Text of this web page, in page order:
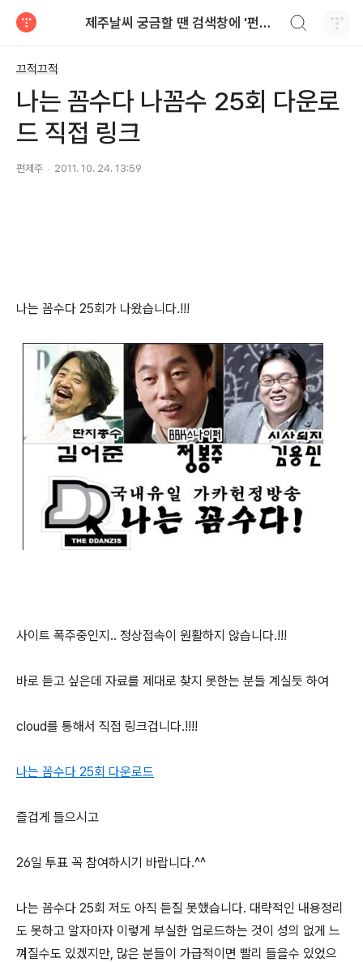
제주날씨 궁금할 땐 검색창에 '펀제주'
끄적끄적
나는 꼼수다 나꼼수 25회 다운로
드 직접 링크
펀제주 2011. 10. 24. 13:59
나는 꼼수다 25회가 나왔습니다.!!!
사이트 폭주중인지.. 정상접속이 원활하지 않습니다.!!!
바로 듣고 싶은데 자료를 제대로 찾지 못한는 분들 계실듯 하여
cloud를 통해서 직접 링크겁니다.!!!!
나는 꼼수다 25회 다운로드
즐겁게 들으시고
26일 투표 꼭 참여하시기 바랍니다.^^
나는 꼼수다 25회 저도 아직 듣질 못했습니다. 대략적인 내용정리
도 못하고 알자마자 이렇게 부실한 업로드하는 것이 성의 없게 느
껴질수도 있겠지만, 많은 분들이 가급적이면 빨리 들을수 있었으